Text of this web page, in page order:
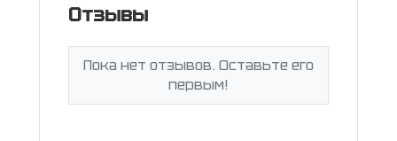
Отзывы
Пока нет отзывов. Оставьте его
первым!